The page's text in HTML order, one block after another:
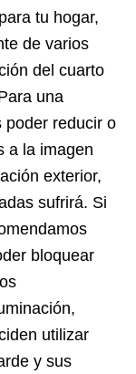
tu hogar,
de varios
del cuarto
una
poder reducir o
a la imagen
exterior,
sufrirá. Si
bloquear
utilizar
y sus